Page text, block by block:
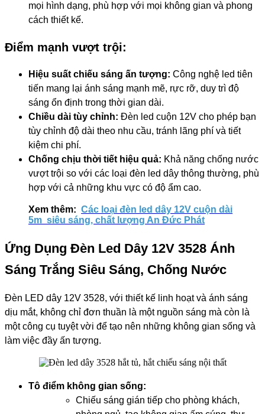
mọi hình dạng, phù hợp với mọi không gian và phong
cách thiết kế.
Điểm mạnh vượt trội:
Hiệu suất chiếu sáng ấn tượng: Công nghệ led tiên
tiến mang lại ánh sáng mạnh mẽ, rực rỡ, duy trì độ
sáng ổn định trong thời gian dài.
Chiều dài tùy chỉnh: Đèn led cuộn 12V cho phép bạn
tùy chỉnh độ dài theo nhu cầu, tránh lãng phí và tiết
kiệm chi phí.
Chống chịu thời tiết hiệu quả: Khả năng chống nước
vượt trội so với các loại đèn led dây thông thường, phù
hợp với cả những khu vực có độ ẩm cao.
Xem thêm: Các loại đèn led dây 12V cuộn dài
5m siêu sáng, chất lượng An Đức Phát
Ứng Dụng Đèn Led Dây 12V 3528 Ánh
Sáng Trắng Siêu Sáng, Chống Nước
Đèn LED dây 12V 3528, với thiết kế linh hoạt và ánh sáng
dịu mắt, không chỉ đơn thuần là một nguồn sáng mà còn là
một công cụ tuyệt vời để tạo nên những không gian sống và
làm việc đầy ấn tượng.
Tô điểm không gian sống:
Chiếu sáng gián tiếp cho phòng khách,